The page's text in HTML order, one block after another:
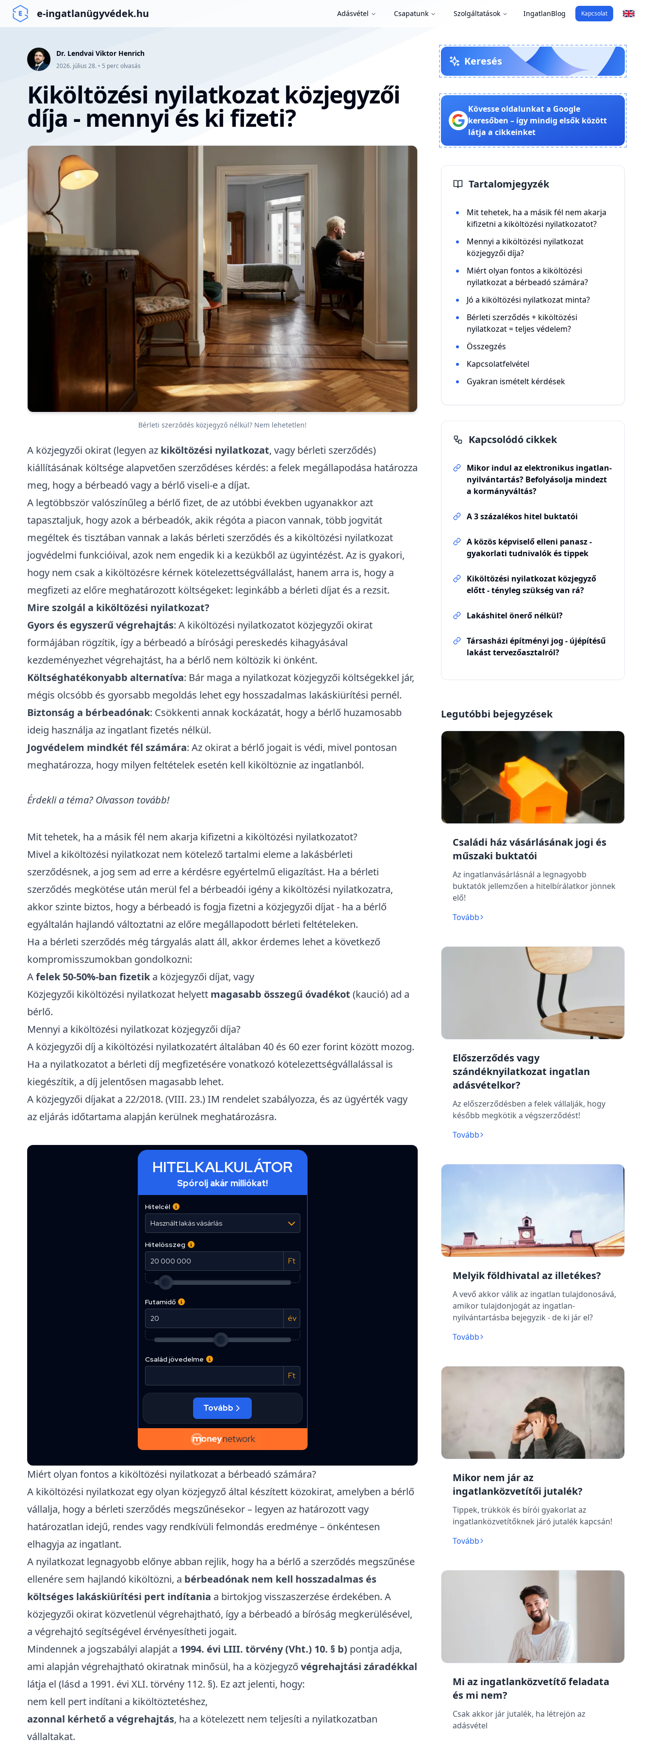
e-ingatlanügyvédek.hu Adásvétel Csapatunk Szolgáltatások IngatlanBlog Kapcsolat
Dr. Lendvai Viktor Henrich
2026. július 28. • 5 perc olvasás
Kiköltözési nyilatkozat közjegyzői
díja - mennyi és ki fizeti?
Bérleti szerződés közjegyző nélkül? Nem lehetetlen!
A közjegyzői okirat (legyen az kiköltözési nyilatkozat, vagy bérleti szerződés)
kiállításának költsége alapvetően szerződéses kérdés: a felek megállapodása határozza
meg, hogy a bérbeadó vagy a bérlő viseli-e a díjat.
A legtöbbször valószínűleg a bérlő fizet, de az utóbbi években ugyanakkor azt
tapasztaljuk, hogy azok a bérbeadók, akik régóta a piacon vannak, több jogvitát
megéltek és tisztában vannak a lakás bérleti szerződés és a kiköltözési nyilatkozat
jogvédelmi funkcióival, azok nem engedik ki a kezükből az ügyintézést. Az is gyakori,
hogy nem csak a kiköltözésre kérnek kötelezettségvállalást, hanem arra is, hogy a
megfizeti az előre meghatározott költségeket: leginkább a bérleti díjat és a rezsit.
Mire szolgál a kiköltözési nyilatkozat?
Gyors és egyszerű végrehajtás: A kiköltözési nyilatkozatot közjegyzői okirat
formájában rögzítik, így a bérbeadó a bírósági pereskedés kihagyásával
kezdeményezhet végrehajtást, ha a bérlő nem költözik ki önként.
Költséghatékonyabb alternatíva: Bár maga a nyilatkozat közjegyzői költségekkel jár,
mégis olcsóbb és gyorsabb megoldás lehet egy hosszadalmas lakáskiürítési pernél.
Biztonság a bérbeadónak: Csökkenti annak kockázatát, hogy a bérlő huzamosabb
ideig használja az ingatlant fizetés nélkül.
Jogvédelem mindkét fél számára: Az okirat a bérlő jogait is védi, mivel pontosan
meghatározza, hogy milyen feltételek esetén kell kiköltöznie az ingatlanból.
Érdekli a téma? Olvasson tovább!
Mit tehetek, ha a másik fél nem akarja kifizetni a kiköltözési nyilatkozatot?
Mivel a kiköltözési nyilatkozat nem kötelező tartalmi eleme a lakásbérleti
szerződésnek, a jog sem ad erre a kérdésre egyértelmű eligazítást. Ha a bérleti
szerződés megkötése után merül fel a bérbeadói igény a kiköltözési nyilatkozatra,
akkor szinte biztos, hogy a bérbeadó is fogja fizetni a közjegyzői díjat - ha a bérlő
egyáltalán hajlandó változtatni az előre megállapodott bérleti feltételeken.
Ha a bérleti szerződés még tárgyalás alatt áll, akkor érdemes lehet a következő
kompromisszumokban gondolkozni:
Afelek 50-50%-ban fizetik a közjegyzői díjat, vagy
Közjegyzői kiköltözési nyilatkozat helyett magasabb összegű óvadékot (kaució) ad a
bérlő.
Mennyi a kiköltözési nyilatkozat közjegyzői díja?
A közjegyzői díj a kiköltözési nyilatkozatért általában 40 és 60 ezer forint között mozog.
Ha a nyilatkozatot a bérleti díj megfizetésére vonatkozó kötelezettségvállalással is
kiegészítik, a díj jelentősen magasabb lehet.
A közjegyzői díjakat a 22/2018. (VIII. 23.) IM rendelet szabályozza, és az ügyérték vagy
az eljárás időtartama alapján kerülnek meghatározásra.
Miért olyan fontos a kiköltözési nyilatkozat a bérbeadó számára?
A kiköltözési nyilatkozat egy olyan közjegyző által készített közokirat, amelyben a bérlő
vállalja, hogy a bérleti szerződés megszűnésekor – legyen az határozott vagy
határozatlan idejű, rendes vagy rendkívüli felmondás eredménye – önkéntesen
elhagyja az ingatlant.
A nyilatkozat legnagyobb előnye abban rejlik, hogy ha a bérlő a szerződés megszűnése
ellenére sem hajlandó kiköltözni, a bérbeadónak nem kell hosszadalmas és
költséges lakáskiürítési pert indítania a birtokjog visszaszerzése érdekében. A
közjegyzői okirat közvetlenül végrehajtható, így a bérbeadó a bíróság megkerülésével,
a végrehajtó segítségével érvényesítheti jogait.
Mindennek a jogszabályi alapját a 1994. évi LIII. törvény(Vht.) 10. § b) pontja adja,
ami alapján végrehajtható okiratnak minősül, ha a közjegyző végrehajtási záradékkal
látja el (lásd a 1991. évi XLI. törvény 112. §). Ez azt jelenti, hogy:
nem kell pert indítani a kiköltöztetéshez,
azonnal kérhető a végrehajtás, ha a kötelezett nem teljesíti a nyilatkozatban
vállaltakat.
Keresés
Kövesse oldalunkat a Google
keresőben – így mindig elsők között
látja a cikkeinket
Tartalomjegyzék
Mit tehetek, ha a másik fél nem akarja
kifizetni a kiköltözési nyilatkozatot?
Mennyi a kiköltözési nyilatkozat
közjegyzői díja?
Miért olyan fontos a kiköltözési
nyilatkozat a bérbeadó számára?
Jó a kiköltözési nyilatkozat minta?
Bérleti szerződés + kiköltözési
nyilatkozat = teljes védelem?
Összegzés
Kapcsolatfelvétel
Gyakran ismételt kérdések
Kapcsolódó cikkek
Mikor indul az elektronikus ingatlan-
nyilvántartás? Befolyásolja mindezt
a kormányváltás?
A 3 százalékos hitel buktatói
A közös képviselő elleni panasz -
gyakorlati tudnivalók és tippek
Kiköltözési nyilatkozat közjegyző
előtt - tényleg szükség van rá?
Lakáshitel önerő nélkül?
Társasházi építményi jog - újépítésű
lakást tervezőasztalról?
Legutóbbi bejegyzések
Családi ház vásárlásának jogi és
műszaki buktatói
Az ingatlanvásárlásnál a legnagyobb
buktatók jellemzően a hitelbírálatkor jönnek
elő!
Tovább
Előszerződés vagy
szándéknyilatkozat ingatlan
adásvételkor?
Az előszerződésben a felek vállalják, hogy
később megkötik a végszerződést!
Tovább
Melyik földhivatal az illetékes?
A vevő akkor válik az ingatlan tulajdonosává,
amikor tulajdonjogát az ingatlan-
nyilvántartásba bejegyzik - de ki jár el?
Tovább
Mikor nem jár az
ingatlanközvetítői jutalék?
Tippek, trükkök és bírói gyakorlat az
ingatlanközvetítőknek járó jutalék kapcsán!
Tovább
Mi az ingatlanközvetítő feladata
és mi nem?
Csak akkor jár jutalék, ha létrejön az
adásvétel